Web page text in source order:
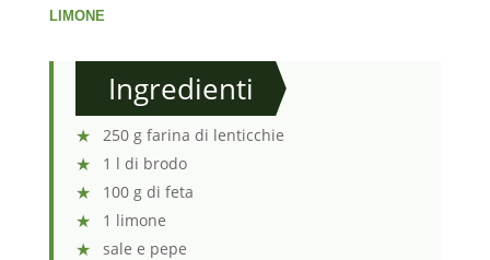
LIMONE
Ingredienti
250 g farina di lenticchie
1 l di brodo
100 g di feta
1 limone
sale e pepe